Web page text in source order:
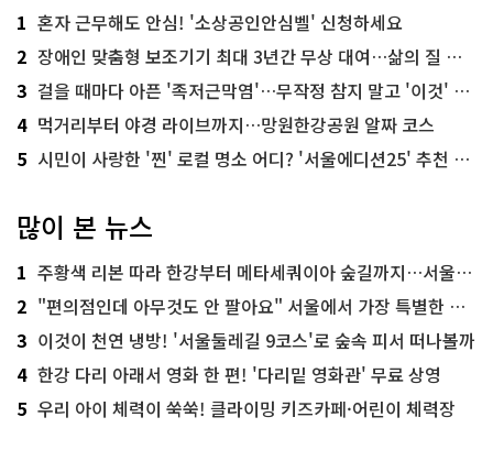
1 혼자 근무해도 안심! '소상공인안심벨' 신청하세요
2 장애인 맞춤형 보조기기 최대 3년간 무상 대여…삶의 질 높인다
3 걸을 때마다 아픈 '족저근막염'…무작정 참지 말고 '이것' 해보세요!
4 먹거리부터 야경 라이브까지…망원한강공원 알짜 코스
5 시민이 사랑한 '찐' 로컬 명소 어디? '서울에디션25' 추천 코스
많이 본 뉴스
1 주황색 리본 따라 한강부터 메타세쿼이아 숲길까지…서울둘레길 15코스
2 "편의점인데 아무것도 안 팔아요" 서울에서 가장 특별한 편의점의 정체
3 이것이 천연 냉방! '서울둘레길 9코스'로 숲속 피서 떠나볼까
4 한강 다리 아래서 영화 한 편! '다리밑 영화관' 무료 상영
5 우리 아이 체력이 쑥쑥! 클라이밍 키즈카페·어린이 체력장